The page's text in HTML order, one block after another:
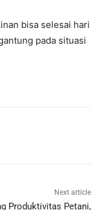
bisa selesai hari
pada situasi
Next article
Produktivitas Petani,